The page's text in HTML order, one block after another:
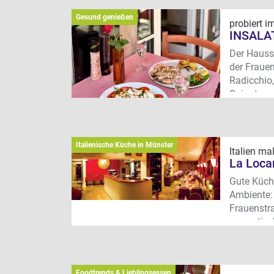
Wo?
Gesund genießen
probiert
Der
der
Spinat
Italienische Küche in Münster
Italien
La
Gute